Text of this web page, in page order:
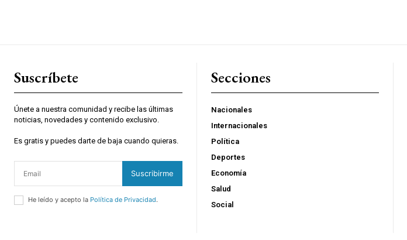
Suscríbete
Únete a nuestra comunidad y recibe las últimas
noticias, novedades y contenido exclusivo.
Es gratis y puedes darte de baja cuando quieras.
Suscribirme
He leído y acepto la Política de Privacidad.
Secciones
Nacionales
Internacionales
Política
Deportes
Economía
Salud
Social